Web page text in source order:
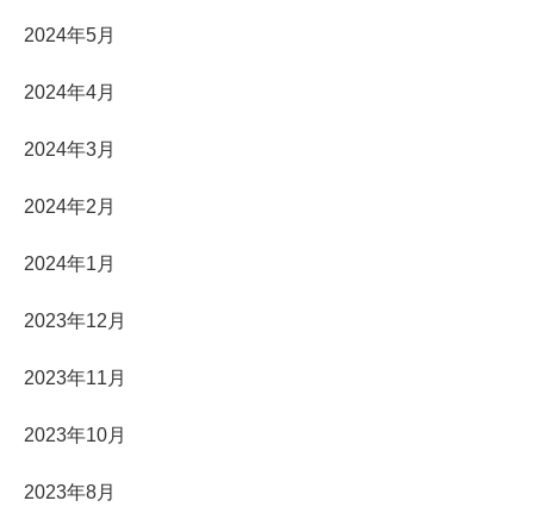
2024年5月
2024年4月
2024年3月
2024年2月
2024年1月
2023年12月
2023年11月
2023年10月
2023年8月